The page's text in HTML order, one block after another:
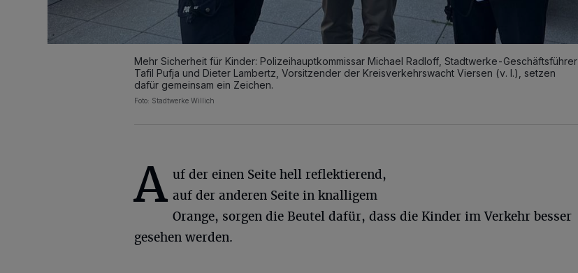
Mehr Sicherheit für Kinder: Polizeihauptkommissar Michael Radloff, Stadtwerke-Geschäftsführer
Tafil Pufja und Dieter Lambertz, Vorsitzender der Kreisverkehrswacht Viersen (v. l.), setzen
dafür gemeinsam ein Zeichen.
Foto: Stadtwerke Willich
A uf der einen Seite hell reflektierend,
auf der anderen Seite in knalligem
Orange, sorgen die Beutel dafür, dass die Kinder im Verkehr besser
gesehen werden.